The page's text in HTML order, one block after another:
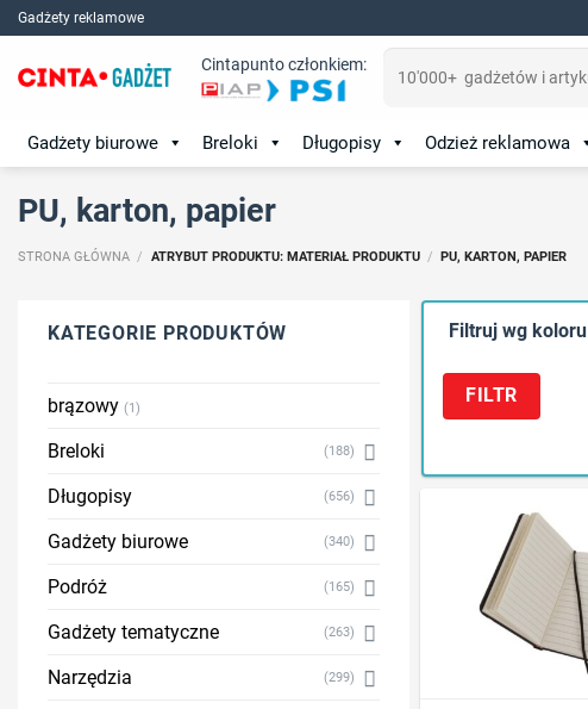
Skip
to
content
Gadżety reklamowe
Cintapunto członkiem:
Gadżety biurowe Breloki Długopisy Odzież reklamowa
PU, karton, papier
STRONA GŁÓWNA / ATRYBUT PRODUKTU: MATERIAŁ PRODUKTU / PU, KARTON, PAPIER
KATEGORIE PRODUKTÓW
brązowy (1)
Breloki (188)
Długopisy (656)
Gadżety biurowe (340)
Podróż (165)
Gadżety tematyczne (263)
Narzędzia (299)
Filtruj wg koloru
FILTR